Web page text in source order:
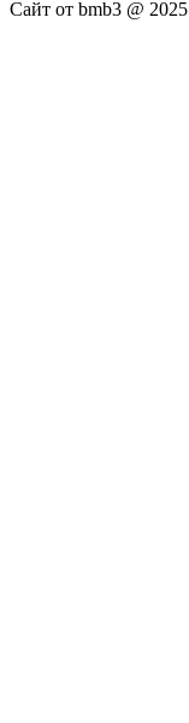
Сайт от bmb3 @ 2025